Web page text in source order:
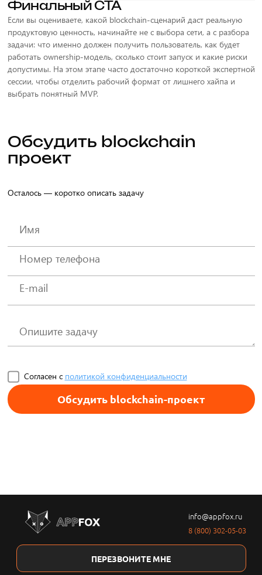
Финальный CTA
Если вы оцениваете, какой blockchain-сценарий даст реальную
продуктовую ценность, начинайте не с выбора сети, а с разбора
задачи: что именно должен получить пользователь, как будет
работать ownership-модель, сколько стоит запуск и какие риски
допустимы. На этом этапе часто достаточно короткой экспертной
сессии, чтобы отделить рабочий формат от лишнего хайпа и
выбрать понятный MVP.
Обсудить blockchain
проект
Осталось — коротко описать задачу
Согласен с политикой конфиденциальности
Обсудить blockchain-проект
info@appfox.ru
8 (800) 302-05-03
ПЕРЕЗВОНИТЕ МНЕ